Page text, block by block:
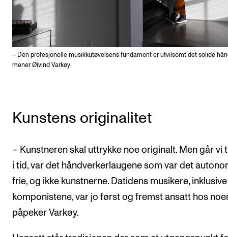
– Den profesjonelle musikkutøvelsens fundament er utvilsomt det solide
mener Øivind Varkøy
Kunstens originalitet
– Kunstneren skal uttrykke noe originalt. Men går vi
i tid, var det håndverkerlaugene som var det
frie, og ikke kunstnerne. Datidens musikere, inklusive
komponistene, var jo først og fremst ansatt hos
påpeker Varkøy.